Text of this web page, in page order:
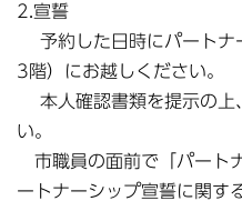
2.宣誓
予約した日時にパートナ
3階）にお越しください。
本人確認書類を提示の上
い。
市職員の面前で「パート
ートナーシップ宣誓に関す